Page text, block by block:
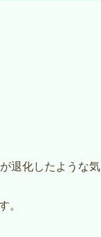
退化したような気
。